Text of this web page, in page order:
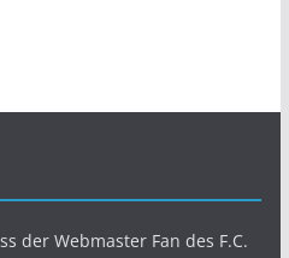
der Webmaster Fan des F.C.